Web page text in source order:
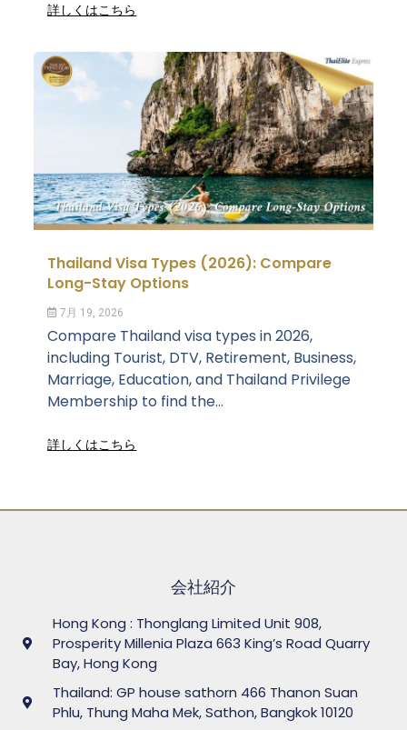
詳しくはこちら
Thailand Visa Types (2026): Compare
Long-Stay Options
7月 19, 2026
Compare Thailand visa types in 2026,
including Tourist, DTV, Retirement, Business,
Marriage, Education, and Thailand Privilege
Membership to find the...
詳しくはこちら
会社紹介
Hong Kong : Thonglang Limited Unit 908,
Prosperity Millenia Plaza 663 King’s Road Quarry
Bay, Hong Kong
Thailand: GP house sathorn 466 Thanon Suan
Phlu, Thung Maha Mek, Sathon, Bangkok 10120